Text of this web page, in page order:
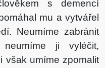
s demencí
mu a vytvářel
Neumíme zabránit
ji vyléčit,
však umíme zpomalit